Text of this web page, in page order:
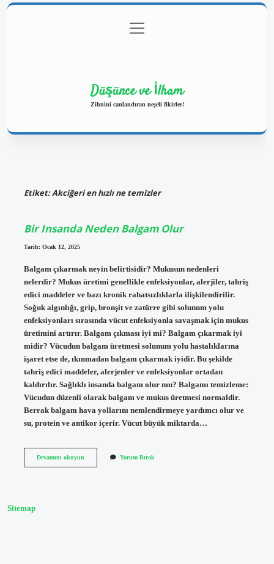
Gizlilik Politikası
menüyü
aç
Düşünce ve İlham
Zihnini canlandıran neşeli fikirler!
Etiket:Akciğeri en hızlı ne temizler
Bir Insanda Neden Balgam Olur
Tarih: Ocak 12, 2025
Balgam çıkarmak neyin belirtisidir? Mukusun nedenleri
nelerdir? Mukus üretimi genellikle enfeksiyonlar, alerjiler, tahriş
edici maddeler ve bazı kronik rahatsızlıklarla ilişkilendirilir.
Soğuk algınlığı, grip, bronşit ve zatürre gibi solunum yolu
enfeksiyonları sırasında vücut enfeksiyonla savaşmak için mukus
üretimini artırır. Balgam çıkması iyi mi? Balgam çıkarmak iyi
midir? Vücudun balgam üretmesi solunum yolu hastalıklarına
işaret etse de, ıkınmadan balgam çıkarmak iyidir. Bu şekilde
tahriş edici maddeler, alerjenler ve enfeksiyonlar ortadan
kaldırılır. Sağlıklı insanda balgam olur mu? Balgamı temizleme:
Vücudun düzenli olarak balgam ve mukus üretmesi normaldir.
Berrak balgam hava yollarını nemlendirmeye yardımcı olur ve
su, protein ve antikor içerir. Vücut büyük miktarda…
Devamını okuyunBir
Yorum Bırak
Sitemap